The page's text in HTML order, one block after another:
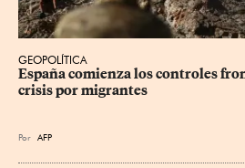
GEOPOLÍTICA
España comienza los controles
crisis por migrantes
Por AFP